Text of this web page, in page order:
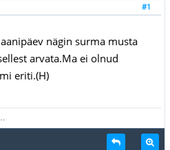
#1
nägin surma musta
arvata.Ma ei olnud
eriti.(H)